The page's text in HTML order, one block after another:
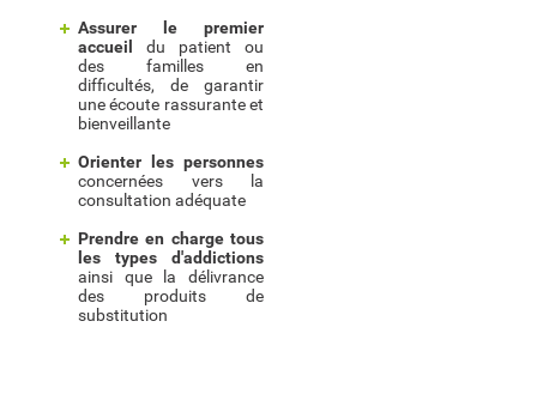
Assurer le premier
accueil
du patient ou
des familles en
difficultés, de garantir
une écoute rassurante et
bienveillante
Orienter les personnes
concernées vers la
consultation adéquate
Prendre en charge tous
les types d'addictions
ainsi que la délivrance
des produits de
substitution